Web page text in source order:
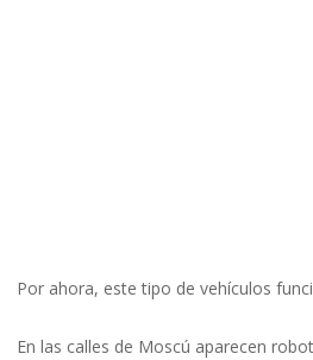
Por ahora, este tipo de vehículos
En las calles de Moscú aparecen